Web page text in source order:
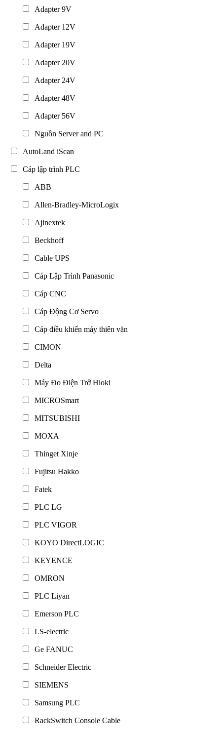
Adapter 9V
Adapter 12V
Adapter 19V
Adapter 20V
Adapter 24V
Adapter 48V
Adapter 56V
Nguồn Server and PC
AutoLand iScan
Cáp lập trình PLC
ABB
Allen-Bradley-MicroLogix
Ajinextek
Beckhoff
Cable UPS
Cáp Lập Trình Panasonic
Cáp CNC
Cáp Động Cơ Servo
Cáp điều khiển máy thiên văn
CIMON
Delta
Máy Đo Điện Trở Hioki
MICROSmart
MITSUBISHI
MOXA
Thinget Xinje
Fujitsu Hakko
Fatek
PLC LG
PLC VIGOR
KOYO DirectLOGIC
KEYENCE
OMRON
PLC Liyan
Emerson PLC
LS-electric
Ge FANUC
Schneider Electric
SIEMENS
Samsung PLC
RackSwitch Console Cable